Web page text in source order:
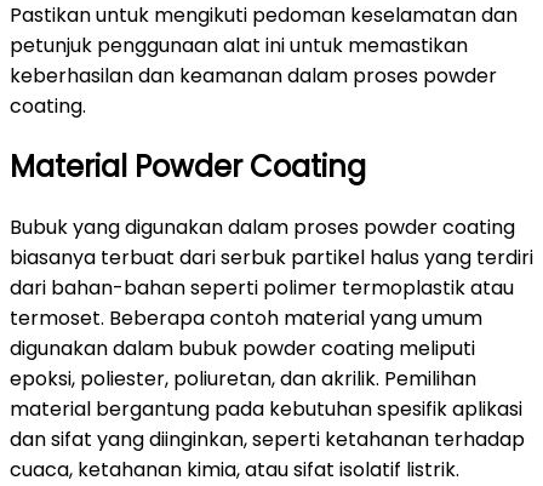
Pastikan untuk mengikuti pedoman keselamatan dan
petunjuk penggunaan alat ini untuk memastikan
keberhasilan dan keamanan dalam proses powder
coating.
Material Powder Coating
Bubuk yang digunakan dalam proses powder coating
biasanya terbuat dari serbuk partikel halus yang terdiri
dari bahan-bahan seperti polimer termoplastik atau
termoset. Beberapa contoh material yang umum
digunakan dalam bubuk powder coating meliputi
epoksi, poliester, poliuretan, dan akrilik. Pemilihan
material bergantung pada kebutuhan spesifik aplikasi
dan sifat yang diinginkan, seperti ketahanan terhadap
cuaca, ketahanan kimia, atau sifat isolatif listrik.